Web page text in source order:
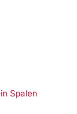
Spalen